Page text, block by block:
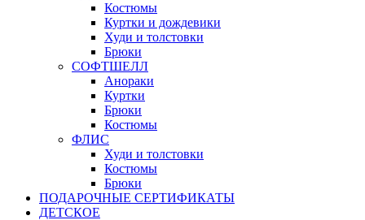
Костюмы
Куртки и дождевики
Худи и толстовки
Брюки
СОФТШЕЛЛ
Анораки
Куртки
Брюки
Костюмы
ФЛИС
Худи и толстовки
Костюмы
Брюки
ПОДАРОЧНЫЕ СЕРТИФИКАТЫ
ДЕТСКОЕ